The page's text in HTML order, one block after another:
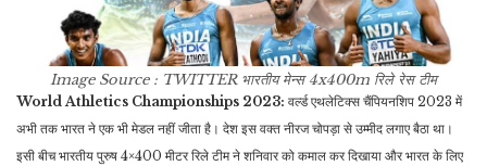
Image Source : TWITTER भारतीय मेन्स 4x400m रिले रेस टीम
World Athletics Championships 2023: वर्ल्ड एथलेटिक्स चैंपियनशिप 2023 में
अभी तक भारत ने एक भी मेडल नहीं जीता है। देश इस वक्त नीरज चोपड़ा से उम्मीद लगाए बैठा था।
इसी बीच भारतीय पुरुष 4×400 मीटर रिले टीम ने शनिवार को कमाल कर दिखाया और भारत के लिए